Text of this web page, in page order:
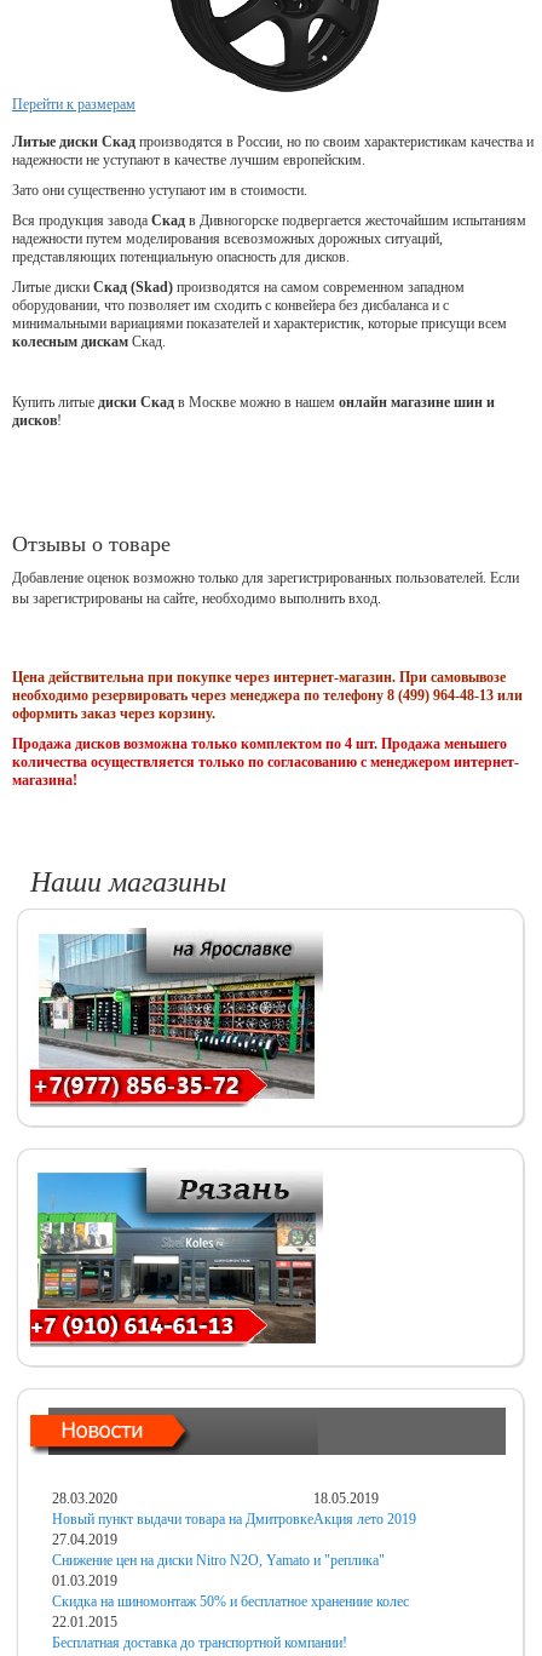
Перейти к размерам
Литые диски Скад производятся в России, но по своим характеристикам качества и
надежности не уступают в качестве лучшим европейским.
Зато они существенно уступают им в стоимости.
Вся продукция завода Скад в Дивногорске подвергается жесточайшим испытаниям
надежности путем моделирования всевозможных дорожных ситуаций,
представляющих потенциальную опасность для дисков.
Литые диски Скад (Skad) производятся на самом современном западном
оборудовании, что позволяет им сходить с конвейера без дисбаланса и с
минимальными вариациями показателей и характеристик, которые присущи всем
колесным дискам Скад.
Купить литые диски Скад в Москве можно в нашем онлайн магазине шин и
дисков!
Отзывы о товаре
Добавление оценок возможно только для зарегистрированных пользователей. Если
вы зарегистрированы на сайте, необходимо выполнить вход.
Цена действительна при покупке через интернет-магазин. При самовывозе
необходимо резервировать через менеджера по телефону 8 (499) 964-48-13 или
оформить заказ через корзину.
Продажа дисков возможна только комплектом по 4 шт. Продажа меньшего
количества осуществляется только по согласованию с менеджером интернет-
магазина!
Наши магазины
28.03.2020
Новый пункт выдачи товара на Дмитровке
18.05.2019
Акция лето 2019
27.04.2019
Снижение цен на диски Nitro N2O, Yamato и "реплика"
01.03.2019
Скидка на шиномонтаж 50% и бесплатное хранениие колес
22.01.2015
Бесплатная доставка до транспортной компании!